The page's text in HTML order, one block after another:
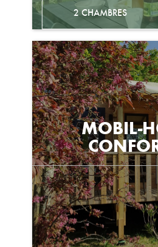
2 CHAMBRES
MOBIL-